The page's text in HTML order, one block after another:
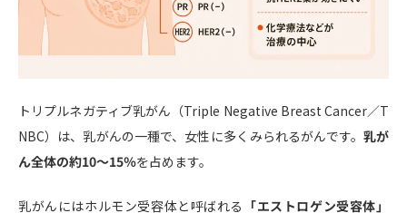
トリプルネガティブ乳がん（Triple Negative Breast Cancer／T
NBC）は、乳がんの一種で、女性に多くみられるがんです。 乳が
ん全体の約10〜15％を占めます。
乳がんにはホルモン受容体と呼ばれる 「エストロゲン受容体」